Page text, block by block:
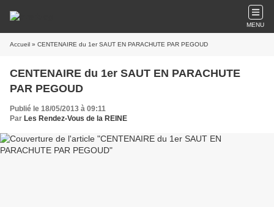
MENU
Accueil » CENTENAIRE du 1er SAUT EN PARACHUTE PAR PEGOUD
CENTENAIRE du 1er SAUT EN PARACHUTE
PAR PEGOUD
Publié le 18/05/2013 à 09:11
Par Les Rendez-Vous de la REINE